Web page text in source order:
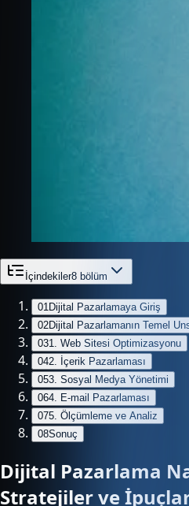
İçindekiler8 bölüm
01 Dijital Pazarlamaya Giriş
02Dijital Pazarlamanın Temel
031. Web Sitesi Optimizasyonu
042. İçerik Pazarlaması
053. Sosyal Medya Yönetimi
064. E-mail Pazarlaması
075. Ölçümleme ve Analiz
08Sonuç
Dijital Pazarlama
Stratejiler ve